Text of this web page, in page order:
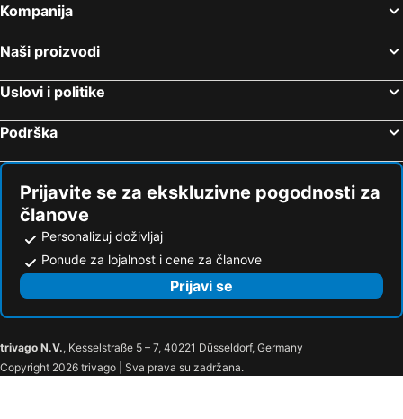
Kompanija
Naši proizvodi
Uslovi i politike
Podrška
Prijavite se za ekskluzivne pogodnosti za
članove
Personalizuj doživljaj
Ponude za lojalnost i cene za članove
Prijavi se
trivago N.V., Kesselstraße 5 – 7, 40221 Düsseldorf, Germany
Copyright 2026 trivago | Sva prava su zadržana.